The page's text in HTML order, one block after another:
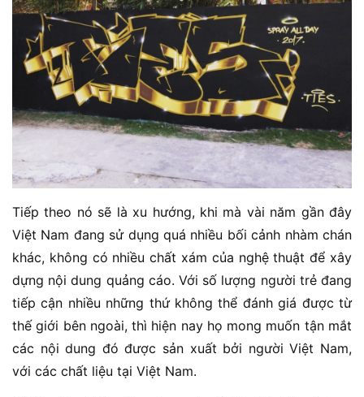
Tiếp theo nó sẽ là xu hướng, khi mà vài năm gần đây
Việt Nam đang sử dụng quá nhiều bối cảnh nhàm chán
khác, không có nhiều chất xám của nghệ thuật để xây
dựng nội dung quảng cáo. Với số lượng người trẻ đang
tiếp cận nhiều những thứ không thể đánh giá được từ
thế giới bên ngoài, thì hiện nay họ mong muốn tận mắt
các nội dung đó được sản xuất bởi người Việt Nam,
với các chất liệu tại Việt Nam.